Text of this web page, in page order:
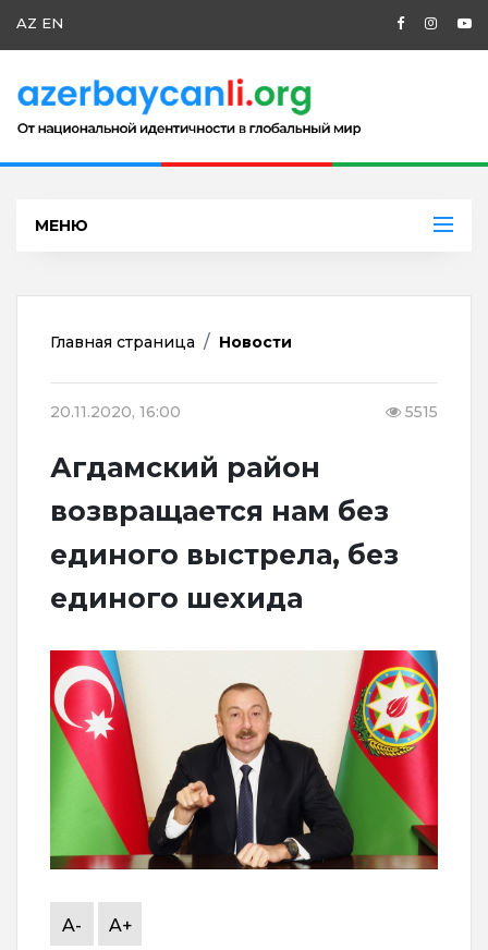
AZ EN
МЕНЮ
Главная страница Новости
20.11.2020, 16:00 5515
Агдамский район
возвращается нам без
единого выстрела, без
единого шехида
A- A+